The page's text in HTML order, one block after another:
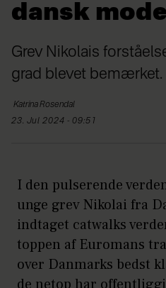
dansk mode
Grev Nikolais
grad blevet bemærket.
KatrinaRosendal
23. Jul 2024 - 09:51
I den pulserende
unge grev Nikolai fra
indtaget catwalks
toppen af Euromans
over Danmarks bedst